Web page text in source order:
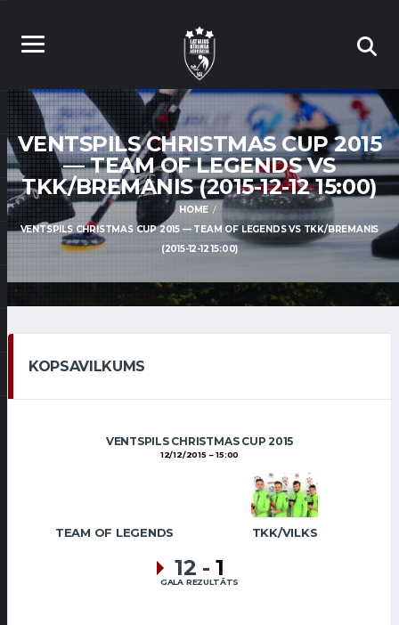
VENTSPILS CHRISTMAS CUP 2015
— TEAM OF LEGENDS VS
TKK/BREMANIS (2015-12-12 15:00)
HOME
VENTSPILS CHRISTMAS CUP 2015 — TEAM OF LEGENDS VS TKK/BREMANIS
(2015-12-12 15:00)
KOPSAVILKUMS
VENTSPILS CHRISTMAS CUP 2015
12/12/2015 15:00
TEAM OF LEGENDS TKK/VILKS
12 - 1
GALA REZULTĀTS